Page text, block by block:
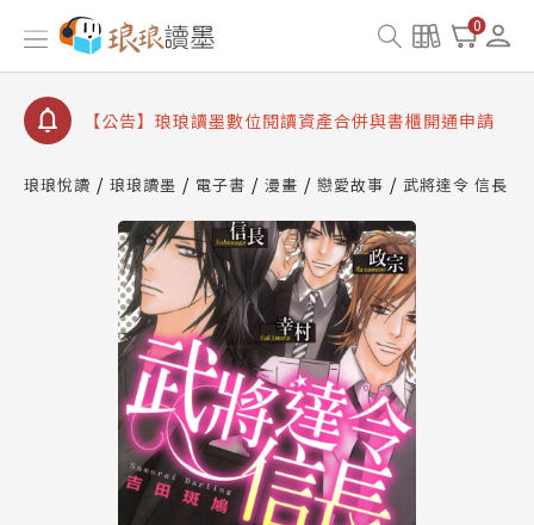
0
【公告】因 Readmoo 讀墨系統維護中，本站同步暫
停部分閱讀服務
【公告】琅琅讀墨數位閱讀資產合併與書櫃開通申請
【公告】琅琅讀墨書櫃開通常見問題
請圖文教學
查詢
【公告】因 Readmoo 讀墨系統維護中，本站同步暫
停部分閱讀服務
琅琅悅讀 琅琅讀墨 電子書 漫畫 戀愛故事 武將達令 信長